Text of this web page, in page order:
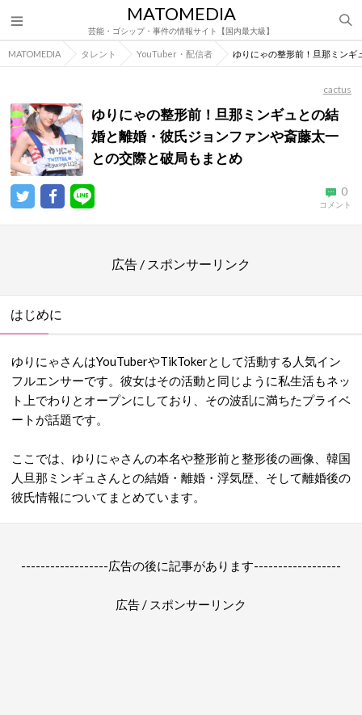
MATOMEDIA
芸能・ゴシップ・事件の情報サイト【国内最大級】
MATOMEDIA タレント YouTuber・配信者 ゆりにゃの整形前！旦那ミンギ
cactus
ゆりにゃの整形前！旦那ミンギュとの結
婚と離婚・彼氏ジョンファンや斎藤太一
との交際と破局もまとめ
0
コメント
広告 / スポンサーリンク
はじめに
ゆりにゃさんはYouTuberやTikTokerとして活動する人気イン
フルエンサーです。彼女はその活動と同じように私生活もネッ
ト上でわりとオープンにしており、その波乱に満ちたプライベ
ートが話題です。
ここでは、ゆりにゃさんの本名や整形前と整形後の画像、韓国
人旦那ミンギュさんとの結婚・離婚・浮気歴、そして離婚後の
彼氏情報についてまとめています。
------------------広告の後に記事があります------------------
広告 / スポンサーリンク